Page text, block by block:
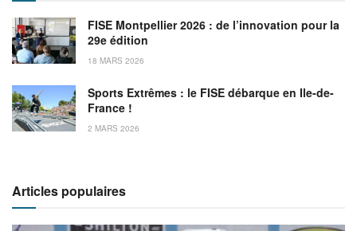
FISE Montpellier 2026 : de l’innovation pour la
29e édition
18 MARS 2026
Sports Extrêmes : le FISE débarque en Ile-de-
France !
2 MARS 2026
Articles populaires